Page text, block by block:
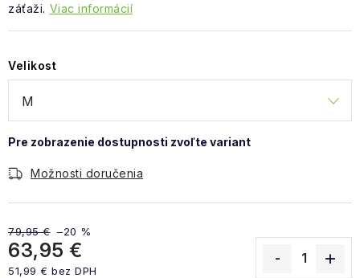
záťaži. Viac informácií
Velikost
Možnosti doručenia
79,95 € –20 %
63,95 €
51,99 € bez DPH